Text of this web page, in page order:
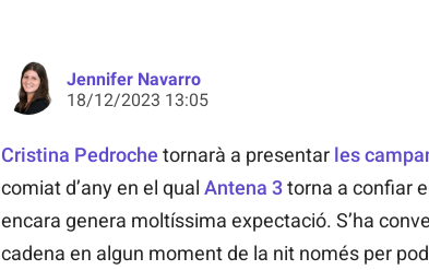
Jennifer Navarro
18/12/2023 13:05
Cristina Pedroche tornarà a presentar les
comiat d’any en el qual Antena 3torna a confiar
encara genera moltíssima expectació. S’ha
cadena en algun moment de la nit només per